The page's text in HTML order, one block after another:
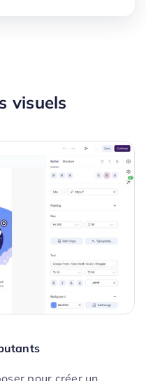
visuels
pour créer un